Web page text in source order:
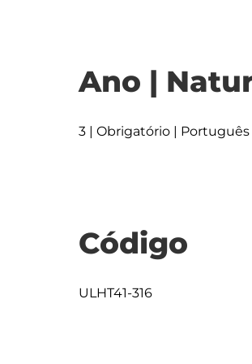
Ano |
3 | Obrigatório | Português
Código
ULHT41-316